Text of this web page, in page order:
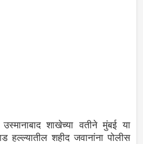
उस्मानाबाद शाखेच्या वतीने मुंबई या
हल्ल्यातील शहीद जवानांना पोलीस